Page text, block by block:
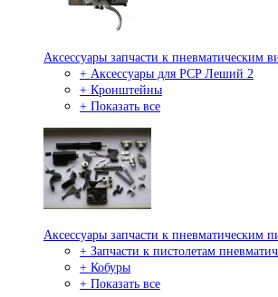
Аксессуары запчасти к пневматическим
+ Аксессуары для PCP Леший 2
+ Кронштейны
+ Показать все
Аксессуары запчасти к пневматическим
+ Запчасти к пистолетам
+ Кобуры
+ Показать все